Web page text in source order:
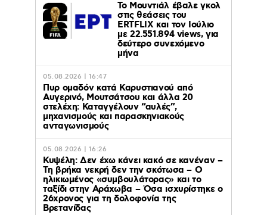
Το Μουντιάλ έβαλε γκολ
στις θεάσεις του
ERTFLIX και τον Ιούλιο
με 22.551.894 views, για
δεύτερο συνεχόμενο
μήνα
05.08.2026 | 16:47
Πυρ ομαδόν κατά Καρυστιανού από
Αυγερινό, Μουτσάτσου και άλλα 20
στελέχη: Καταγγέλουν “αυλές”,
μηχανισμούς και παρασκηνιακούς
ανταγωνισμούς
05.08.2026 | 16:26
Κυψέλη: Δεν έχω κάνει κακό σε κανέναν –
Τη βρήκα νεκρή δεν την σκότωσα – Ο
ηλικιωμένος «συμβουλάτορας» και το
ταξίδι στην Αράχωβα – Όσα ισχυρίστηκε ο
26χρονος για τη δολοφονία της
Βρετανίδας